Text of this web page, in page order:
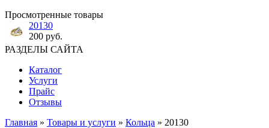
Просмотренные товары
20130
200 руб.
РАЗДЕЛЫ САЙТА
Каталог
Услуги
Прайс
Отзывы
Главная » Товары и услуги » Кольца » 20130